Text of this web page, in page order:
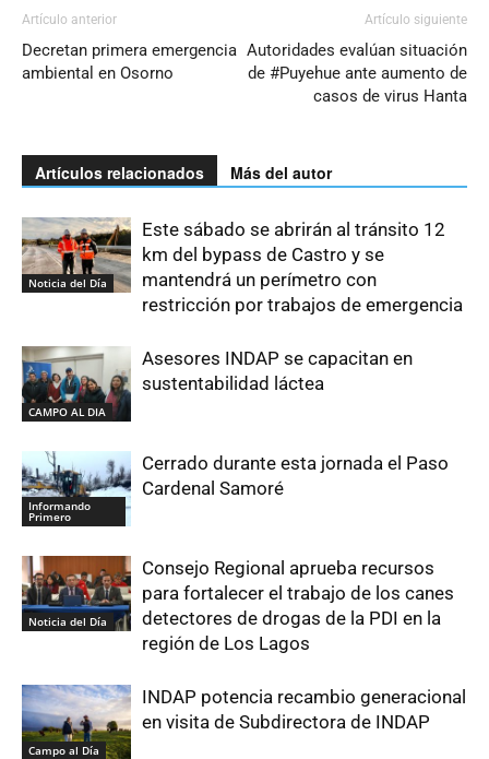
Artículo anterior
Decretan primera emergencia
ambiental en Osorno
Artículo siguiente
Autoridades evalúan situación
de #Puyehue ante aumento de
casos de virus Hanta
Artículos relacionados Más del autor
Noticia del Día
Este sábado se abrirán al tránsito 12
km del bypass de Castro y se
mantendrá un perímetro con
restricción por trabajos de emergencia
CAMPO AL DIA
Asesores INDAP se capacitan en
sustentabilidad láctea
Informando
Primero
Cerrado durante esta jornada el Paso
Cardenal Samoré
Noticia del Día
Consejo Regional aprueba recursos
para fortalecer el trabajo de los canes
detectores de drogas de la PDI en la
región de Los Lagos
Campo al Día
INDAP potencia recambio generacional
en visita de Subdirectora de INDAP